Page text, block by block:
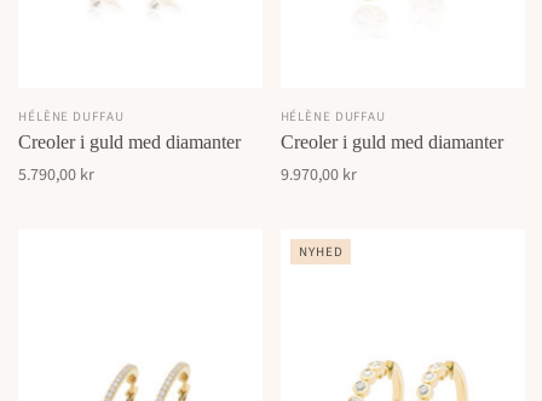
HÉLÈNE DUFFAU
Creoler i guld med diamanter
5.790,00 kr
HÉLÈNE DUFFAU
Creoler i guld med diamanter
9.970,00 kr
NYHED